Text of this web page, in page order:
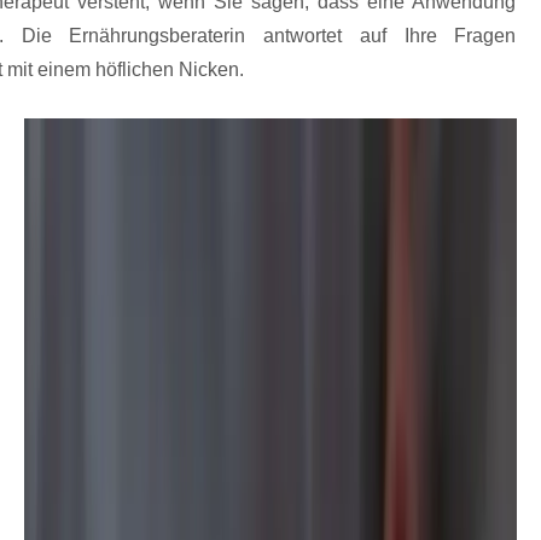
Die Ernährungsberaterin antwortet auf Ihre Fragen
einem höflichen Nicken.